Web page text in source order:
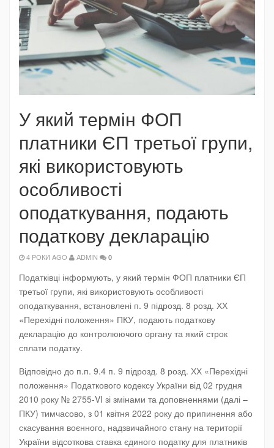
У який термін ФОП
платники ЄП третьої групи,
які використовують
особливості
оподаткування, подають
податкову декларацію
4 РОКИ AGO ADMIN 0
Податківці інформують, у який термін ФОП платники ЄП
третьої групи, які використовують особливості
оподаткування, встановлені п. 9 підрозд. 8 розд. ХХ
«Перехідні положення» ПКУ, подають податкову
декларацію до контролюючого органу та який строк
сплати податку.
Відповідно до п.п. 9.4 п. 9 підрозд. 8 розд. ХХ «Перехідні
положення» Податкового кодексу України від 02 грудня
2010 року № 2755-VI зі змінами та доповненнями (далі –
ПКУ) тимчасово, з 01 квітня 2022 року до припинення або
скасування воєнного, надзвичайного стану на території
України відсоткова ставка єдиного податку для платників